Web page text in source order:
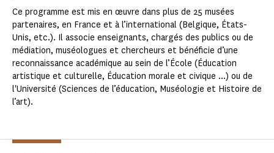
Ce programme est mis en œuvre dans plus de 25 musées
partenaires, en France et à l’international (Belgique, États-
Unis, etc.). Il associe enseignants, chargés des publics ou de
médiation, muséologues et chercheurs et bénéficie d’une
reconnaissance académique au sein de l’École (Éducation
artistique et culturelle, Éducation morale et civique ...) ou de
l'Université (Sciences de l’éducation, Muséologie et Histoire de
l’art).